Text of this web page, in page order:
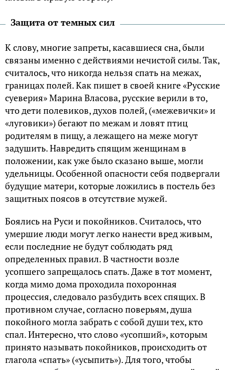
Защита от темных сил
К слову, многие запреты, касавшиеся сна, были
связаны именно с действиями нечистой силы. Так,
считалось, что никогда нельзя спать на межах,
границах полей. Как пишет в своей книге «Русские
суеверия» Марина Власова, русские верили в то,
что дети полевиков, духов полей, («межевички» и
«луговики») бегают по межам и ловят птиц
родителям в пищу, а лежащего на меже могут
задушить. Навредить спящим женщинам в
положении, как уже было сказано выше, могли
удельницы. Особенной опасности себя подвергали
будущие матери, которые ложились в постель без
защитных поясов в отсутствие мужей.
Боялись на Руси и покойников. Считалось, что
умершие люди могут легко нанести вред живым,
если последние не будут соблюдать ряд
определенных правил. В частности возле
усопшего запрещалось спать. Даже в тот момент,
когда мимо дома проходила похоронная
процессия, следовало разбудить всех спящих. В
противном случае, согласно поверьям, душа
покойного могла забрать с собой души тех, кто
спал. Интересно, что слово «усопший», которым
принято называть покойников, происходить от
глагола «спать» («усыпить»). Для того, чтобы